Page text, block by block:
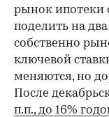
рынок ипотеки
поделить на
собственно
ключевой
меняются, но
После
п.п., до 16%